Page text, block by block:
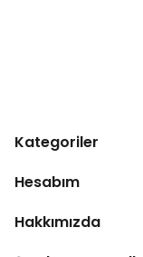
Kategoriler
Hesabım
Hakkımızda